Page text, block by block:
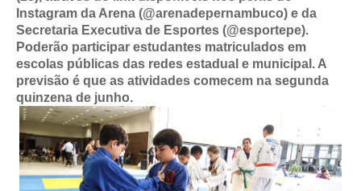
Instagram da Arena (@arenadepernambuco) e da
Secretaria Executiva de Esportes (@esportepe).
Poderão participar estudantes matriculados em
escolas públicas das redes estadual e municipal. A
previsão é que as atividades comecem na segunda
quinzena de junho.